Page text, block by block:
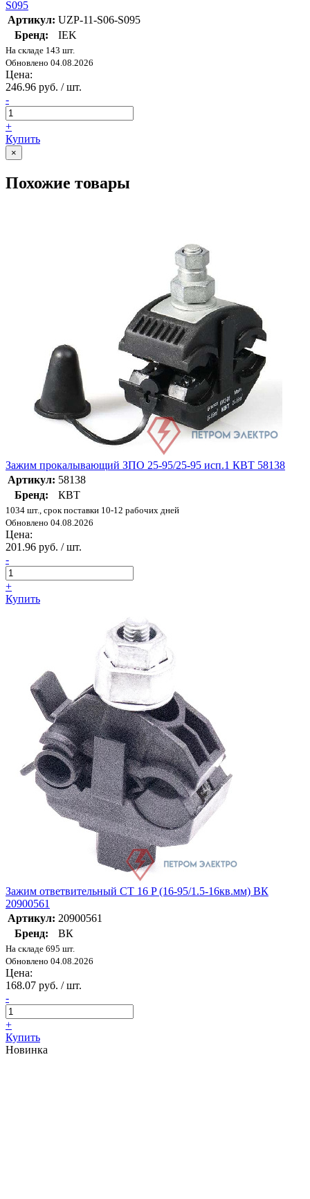
S095
Артикул: UZP-11-S06-S095
Бренд:
IEK
На складе 143 шт.
Обновлено 04.08.2026
Цена:
246.96 руб. / шт.
-
+
Купить
×
Похожие товары
Зажим прокалывающий ЗПО 25-95/25-95 исп.1 КВТ 58138
Артикул: 58138
Бренд:
КВТ
1034 шт., срок поставки 10-12 рабочих дней
Обновлено 04.08.2026
Цена:
201.96 руб. / шт.
-
+
Купить
Зажим ответвительный CT 16 P (16-95/1.5-16кв.мм) ВК
20900561
Артикул: 20900561
Бренд:
ВК
На складе 695 шт.
Обновлено 04.08.2026
Цена:
168.07 руб. / шт.
-
+
Купить
Новинка